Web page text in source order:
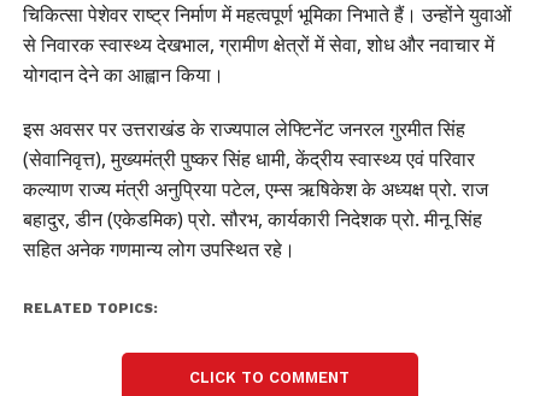
चिकित्सा पेशेवर राष्ट्र निर्माण में महत्वपूर्ण भूमिका निभाते हैं। उन्होंने युवाओं
से निवारक स्वास्थ्य देखभाल, ग्रामीण क्षेत्रों में सेवा, शोध और नवाचार में
योगदान देने का आह्वान किया।
इस अवसर पर उत्तराखंड के राज्यपाल लेफ्टिनेंट जनरल गुरमीत सिंह
(सेवानिवृत्त), मुख्यमंत्री पुष्कर सिंह धामी, केंद्रीय स्वास्थ्य एवं परिवार
कल्याण राज्य मंत्री अनुप्रिया पटेल, एम्स ऋषिकेश के अध्यक्ष प्रो. राज
बहादुर, डीन (एकेडमिक) प्रो. सौरभ, कार्यकारी निदेशक प्रो. मीनू सिंह
सहित अनेक गणमान्य लोग उपस्थित रहे।
RELATED TOPICS:
CLICK TO COMMENT